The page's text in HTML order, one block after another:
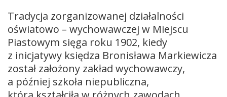
Tradycja zorganizowanej działalności
oświatowo – wychowawczej w Miejscu
Piastowym sięga roku 1902, kiedy
z inicjatywy księdza Bronisława Markiewicza
został założony zakład wychowawczy,
a później szkoła niepubliczna,